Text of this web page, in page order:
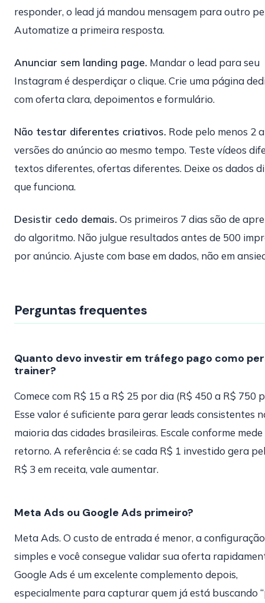
responder, o lead já mandou mensagem para outro
Automatize a primeira resposta.
Anunciar sem landing page. Mandar o lead para seu
Instagram é desperdiçar o clique. Crie uma página
com oferta clara, depoimentos e formulário.
Não testar diferentes criativos. Rode pelo menos 2
versões do anúncio ao mesmo tempo. Teste vídeos
textos diferentes, ofertas diferentes. Deixe os dados
que funciona.
Desistir cedo demais. Os primeiros 7 dias são de
do algoritmo. Não julgue resultados antes de 500
por anúncio. Ajuste com base em dados, não em
Perguntas frequentes
Quanto devo investir em tráfego pago como
trainer?
Comece com R$ 15 a R$ 25 por dia (R$ 450 a R$ 750
Esse valor é suficiente para gerar leads consistentes
maioria das cidades brasileiras. Escale conforme mede
retorno. A referência é: se cada R$ 1 investido gera
R$ 3 em receita, vale aumentar.
Meta Ads ou Google Ads primeiro?
Meta Ads. O custo de entrada é menor, a
simples e você consegue validar sua oferta
Google Ads é um excelente complemento depois,
especialmente para capturar quem já está buscando